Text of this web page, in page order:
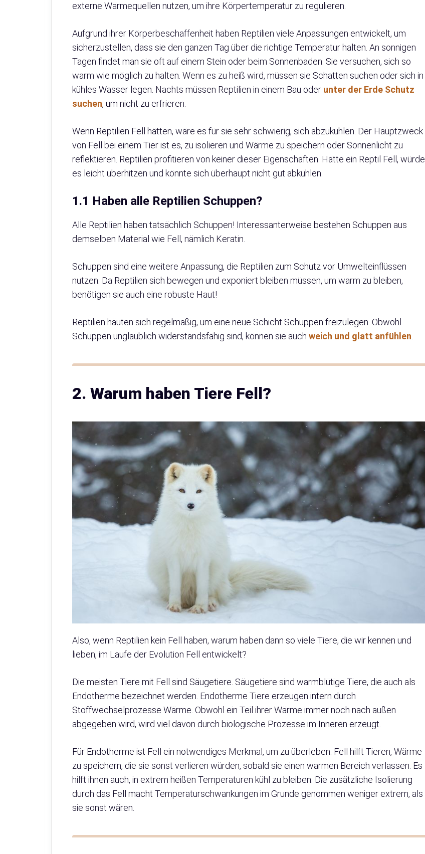
externe Wärmequellen nutzen, um ihre Körpertemperatur zu regulieren.
Aufgrund ihrer Körperbeschaffenheit haben Reptilien viele Anpassungen entwickelt, um
sicherzustellen, dass sie den ganzen Tag über die richtige Temperatur halten. An sonnigen
Tagen findet man sie oft auf einem Stein oder beim Sonnenbaden. Sie versuchen, sich so
warm wie möglich zu halten. Wenn es zu heiß wird, müssen sie Schatten suchen oder sich in
kühles Wasser legen. Nachts müssen Reptilien in einem Bau oder unter der Erde Schutz
suchen, um nicht zu erfrieren.
Wenn Reptilien Fell hätten, wäre es für sie sehr schwierig, sich abzukühlen. Der Hauptzweck
von Fell bei einem Tier ist es, zu isolieren und Wärme zu speichern oder Sonnenlicht zu
reflektieren. Reptilien profitieren von keiner dieser Eigenschaften. Hätte ein Reptil Fell, würde
es leicht überhitzen und könnte sich überhaupt nicht gut abkühlen.
1.1 Haben alle Reptilien Schuppen?
Alle Reptilien haben tatsächlich Schuppen! Interessanterweise bestehen Schuppen aus
demselben Material wie Fell, nämlich Keratin.
Schuppen sind eine weitere Anpassung, die Reptilien zum Schutz vor Umwelteinflüssen
nutzen. Da Reptilien sich bewegen und exponiert bleiben müssen, um warm zu bleiben,
benötigen sie auch eine robuste Haut!
Reptilien häuten sich regelmäßig, um eine neue Schicht Schuppen freizulegen. Obwohl
Schuppen unglaublich widerstandsfähig sind, können sie auch weich und glatt anfühlen.
2. Warum haben Tiere Fell?
Also, wenn Reptilien kein Fell haben, warum haben dann so viele Tiere, die wir kennen und
lieben, im Laufe der Evolution Fell entwickelt?
Die meisten Tiere mit Fell sind Säugetiere. Säugetiere sind warmblütige Tiere, die auch als
Endotherme bezeichnet werden. Endotherme Tiere erzeugen intern durch
Stoffwechselprozesse Wärme. Obwohl ein Teil ihrer Wärme immer noch nach außen
abgegeben wird, wird viel davon durch biologische Prozesse im Inneren erzeugt.
Für Endotherme ist Fell ein notwendiges Merkmal, um zu überleben. Fell hilft Tieren, Wärme
zu speichern, die sie sonst verlieren würden, sobald sie einen warmen Bereich verlassen. Es
hilft ihnen auch, in extrem heißen Temperaturen kühl zu bleiben. Die zusätzliche Isolierung
durch das Fell macht Temperaturschwankungen im Grunde genommen weniger extrem, als
sie sonst wären.